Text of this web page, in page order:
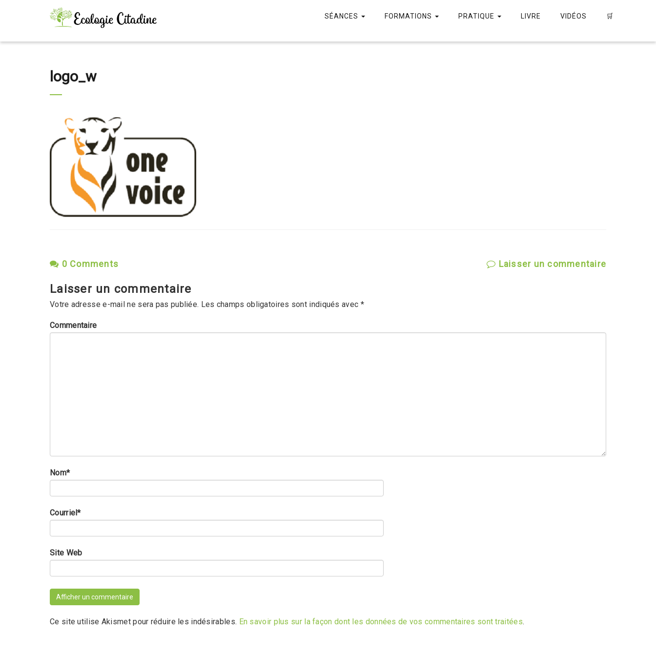
SÉANCES FORMATIONS PRATIQUE LIVRE VIDÉOS 🛒
logo_w
0 Comments Laisser un commentaire
Laisser un commentaire
Votre adresse e-mail ne sera pas publiée. Les champs obligatoires sont indiqués avec *
Commentaire
Nom*
Courriel*
Site Web
Ce site utilise Akismet pour réduire les indésirables. En savoir plus sur la façon dont les données de vos commentaires sont traitées.